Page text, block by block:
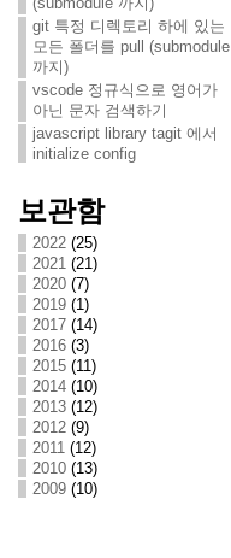
git 특정 디렉토리 하에 있는
모든 폴더를 pull (submodule
까지)
vscode 정규식으로 영어가
아닌 문자 검색하기
javascript library tagit 에서
initialize config
보관함
2022(25)
2021(21)
2020(7)
2019(1)
2017(14)
2016(3)
2015(11)
2014(10)
2013(12)
2012(9)
2011(12)
2010(13)
2009(10)